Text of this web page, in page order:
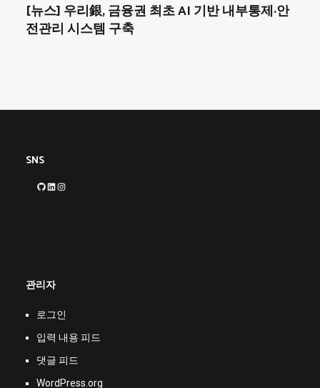
[뉴스] 우리銀, 금융권 최초 AI 기반 내부통제·안
전관리 시스템 구축
SNS
GitHubLinkedIn
관리자
로그인
입력 내용 피드
댓글 피드
WordPress.org